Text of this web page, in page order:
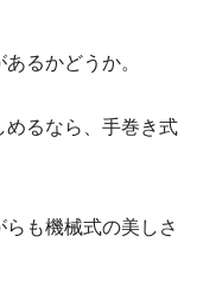
るかどうか。
めるなら、手巻き式
も機械式の美しさ